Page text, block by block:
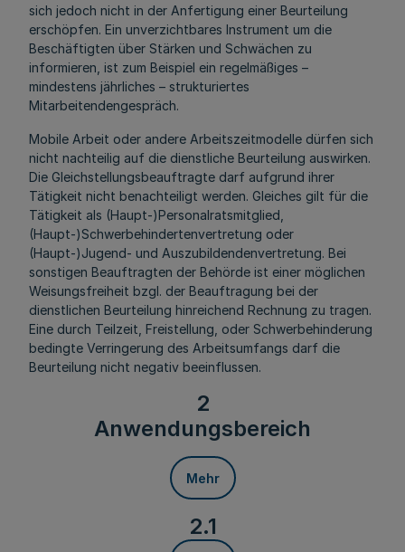
sich jedoch nicht in der Anfertigung einer Beurteilung
erschöpfen. Ein unverzichtbares Instrument um die
Beschäftigten über Stärken und Schwächen zu
informieren, ist zum Beispiel ein regelmäßiges –
mindestens jährliches – strukturiertes
Mitarbeitendengespräch.
Mobile Arbeit oder andere Arbeitszeitmodelle dürfen sich
nicht nachteilig auf die dienstliche Beurteilung auswirken.
Die Gleichstellungsbeauftragte darf aufgrund ihrer
Tätigkeit nicht benachteiligt werden. Gleiches gilt für die
Tätigkeit als (Haupt-)Personalratsmitglied,
(Haupt-)Schwerbehindertenvertretung oder
(Haupt-)Jugend- und Auszubildendenvertretung. Bei
sonstigen Beauftragten der Behörde ist einer möglichen
Weisungsfreiheit bzgl. der Beauftragung bei der
dienstlichen Beurteilung hinreichend Rechnung zu tragen.
Eine durch Teilzeit, Freistellung, oder Schwerbehinderung
bedingte Verringerung des Arbeitsumfangs darf die
Beurteilung nicht negativ beeinflussen.
2
Anwendungsbereich
Mehr
2.1